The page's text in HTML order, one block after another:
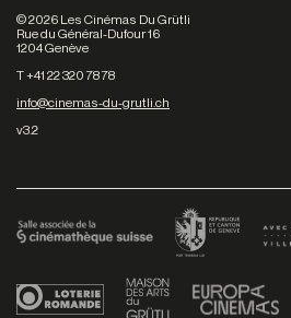
©2026 Les Cinémas Du Grütli
Rue du Général-Dufour 16
1204 Genève
T +41 22 320 78 78
info@cinemas-du-grutli.ch
v3.2